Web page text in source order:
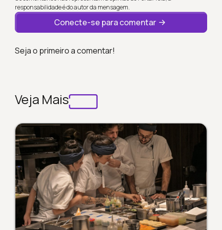
responsabilidade é do autor da mensagem.
Conecte-se para comentar
Seja o primeiro a comentar!
Veja Mais